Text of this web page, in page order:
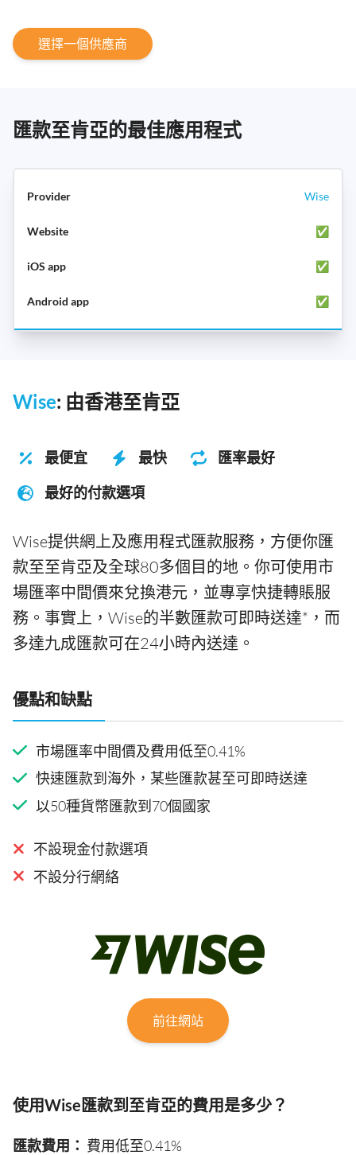
選擇一個供應商
匯款至肯亞的最佳應用程式
Wise
✅
✅
✅
Wise: 由香港至肯亞
最便宜 最快
匯率最好
最好的付款選項
Wise提供網上及應用程式匯款服務，方便你匯
款至至肯亞及全球80多個目的地。你可使用市
場匯率中間價來兌換港元，並專享快捷轉賬服
務。事實上，Wise的半數匯款可即時送達*，而
多達九成匯款可在24小時內送達。
優點和缺點
市場匯率中間價及費用低至0.41%
快速匯款到海外，某些匯款甚至可即時送達
以50種貨幣匯款到70個國家
不設現金付款選項
不設分行網絡
前往網站
使用Wise匯款到至肯亞的費用是多少？
匯款費用： 費用低至0.41%